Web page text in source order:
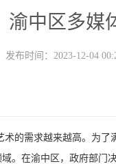
渝中区多媒
发布时间：2023-12-04
术的需求越来越高。为
。在渝中区，政府部